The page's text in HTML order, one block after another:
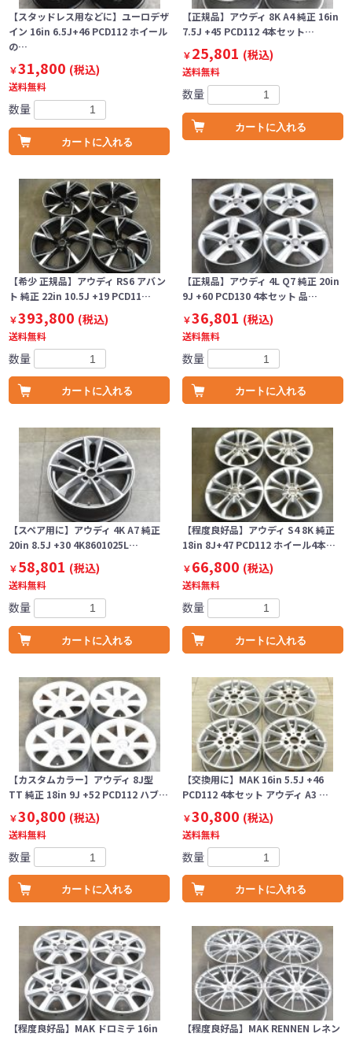
【スタッドレス用などに】ユーロデザ
イン 16in 6.5J+46 PCD112 ホイール
の…
￥31,800 (税込)
送料無料
数量
カートに入れる
【正規品】アウディ 8K A4 純正 16in
7.5J +45 PCD112 4本セット…
￥25,801 (税込)
送料無料
数量
カートに入れる
【希少 正規品】アウディ RS6 アバン
ト 純正 22in 10.5J +19 PCD11…
￥393,800 (税込)
送料無料
数量
カートに入れる
【正規品】アウディ 4L Q7 純正 20in
9J +60 PCD130 4本セット 品…
￥36,801 (税込)
送料無料
数量
カートに入れる
【スペア用に】アウディ 4K A7 純正
20in 8.5J +30 4K8601025L…
￥58,801 (税込)
送料無料
数量
カートに入れる
【程度良好品】アウディ S4 8K 純正
18in 8J+47 PCD112 ホイール4本…
￥66,800 (税込)
送料無料
数量
カートに入れる
【カスタムカラー】アウディ 8J型
TT 純正 18in 9J +52 PCD112 ハブ…
￥30,800 (税込)
送料無料
数量
カートに入れる
【交換用に】MAK 16in 5.5J +46
PCD112 4本セット アウディ A3 …
￥30,800 (税込)
送料無料
数量
カートに入れる
【程度良好品】MAK ドロミテ 16in
【程度良好品】MAK RENNEN レネン